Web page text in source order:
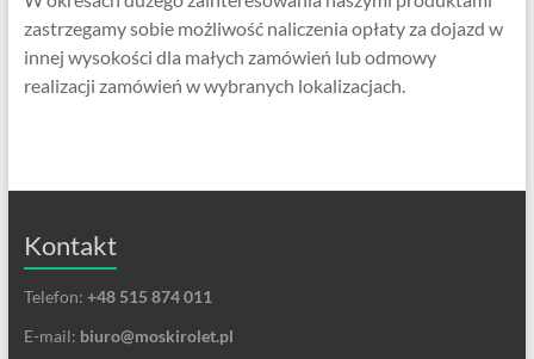
zastrzegamy sobie możliwość naliczenia opłaty za dojazd w
innej wysokości dla małych zamówień lub odmowy
realizacji zamówień w wybranych lokalizacjach.
Kontakt
Telefon: +48 515 874 011
E-mail: biuro@moskirolet.pl